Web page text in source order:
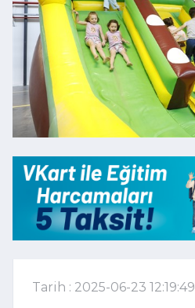
Tarih : 2025-06-23 12:19:49